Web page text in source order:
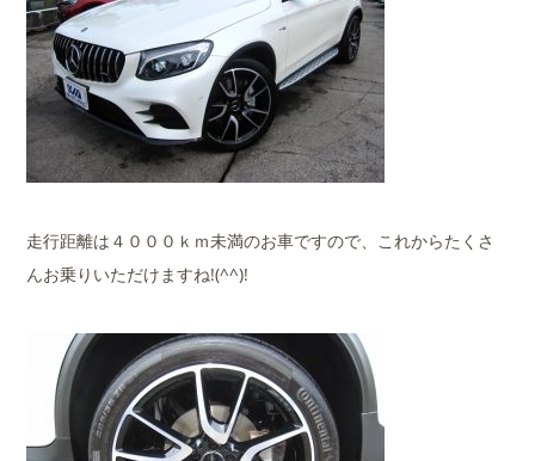
走行距離は４０００ｋｍ未満のお車ですので、これからたくさ
んお乗りいただけますね!(^^)!